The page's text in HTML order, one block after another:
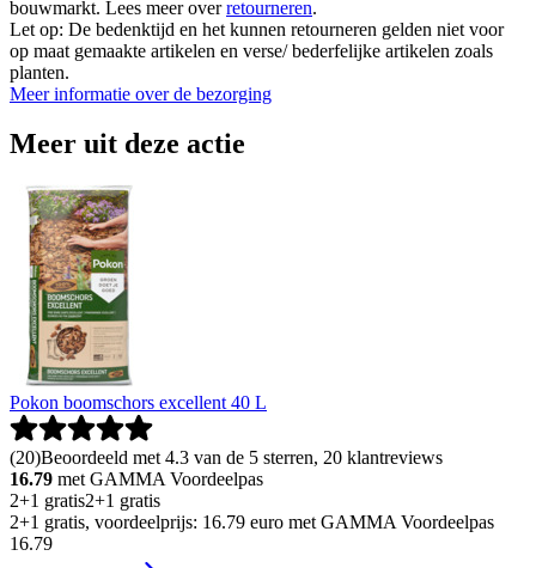
bouwmarkt. Lees meer overretourneren.
Let op: De bedenktijd en het kunnen retourneren gelden niet voor
op maat gemaakte artikelen en verse/ bederfelijke artikelen zoals
planten.
Meer informatie over de bezorging
Meer uit deze actie
Pokon boomschors excellent 40 L
(20)Beoordeeld met 4.3 van de 5 sterren, 20 klantreviews
16.79 met GAMMA Voordeelpas
2+1 gratis2+1 gratis
2+1 gratis, voordeelprijs: 16.79 euro met GAMMA Voordeelpas
16.79